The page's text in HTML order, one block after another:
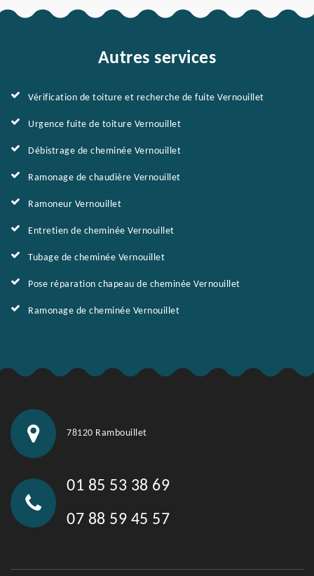
Autres services
Vérification de toiture et recherche de fuite Vernouillet
Urgence fuite de toiture Vernouillet
Débistrage de cheminée Vernouillet
Ramonage de chaudière Vernouillet
Ramoneur Vernouillet
Entretien de cheminée Vernouillet
Tubage de cheminée Vernouillet
Pose réparation chapeau de cheminée Vernouillet
Ramonage de cheminée Vernouillet
78120 Rambouillet
01 85 53 38 69
07 88 59 45 57